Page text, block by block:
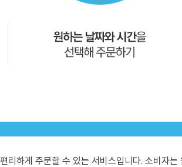
하게 주문할 수 있는 서비스입니다. 소비자는